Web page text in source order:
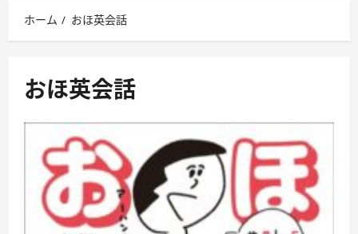
メ
ニ
ー
ホーム おほ英会話
おほ英会話